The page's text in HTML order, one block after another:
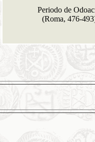
Periodo de
(Roma, 476-